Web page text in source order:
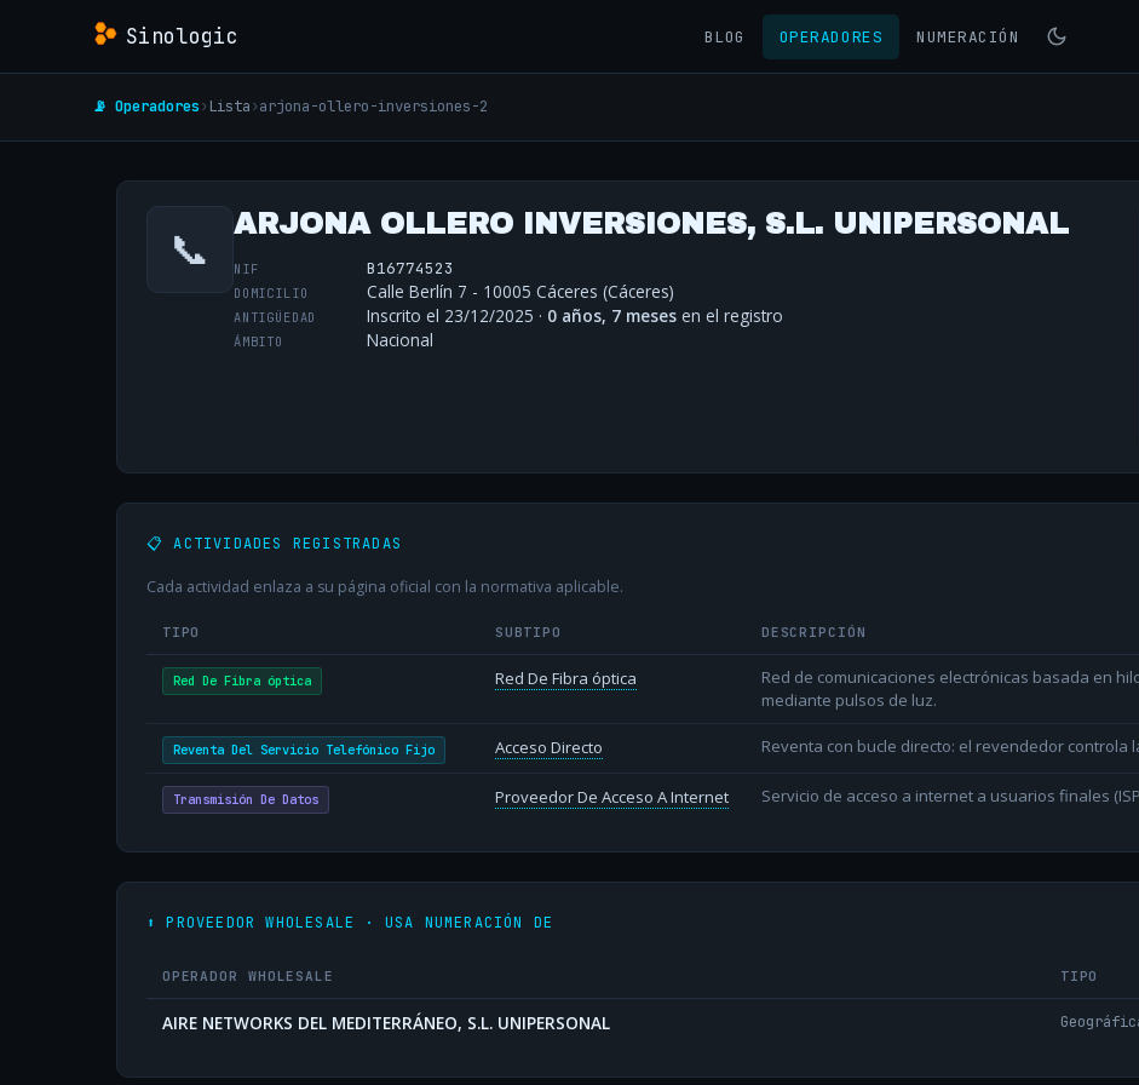
Sinologic BLOG OPERADORES NUMERACIÓN
📡 Operadores› Lista›arjona-ollero-inversiones-2
📞 ARJONA OLLERO INVERSIONES, S.L. UNIPERSONAL
NIF B16774523
DOMICILIO Calle Berlín 7 - 10005 Cáceres (Cáceres)
ANTIGÜEDAD Inscrito el 23/12/2025 · 0 años, 7 meses en el registro
ÁMBITO Nacional
📋 ACTIVIDADES REGISTRADAS
Cada actividad enlaza a su página oficial con la normativa aplicable.
TIPO SUBTIPO DESCRIPCIÓN
Red De Fibra óptica Red De Fibra óptica
Red de comunicaciones electrónicas basada en
mediante pulsos de luz.
Reventa Del Servicio Telefónico Fijo Acceso Directo Reventa con bucle directo: el revendedor controla
Transmisión De Datos Proveedor De Acceso A Internet Servicio de acceso a internet a usuarios finales
⬆️ PROVEEDOR WHOLESALE · USA NUMERACIÓN DE
OPERADOR WHOLESALE TIPO
AIRE NETWORKS DEL MEDITERRÁNEO, S.L. UNIPERSONAL